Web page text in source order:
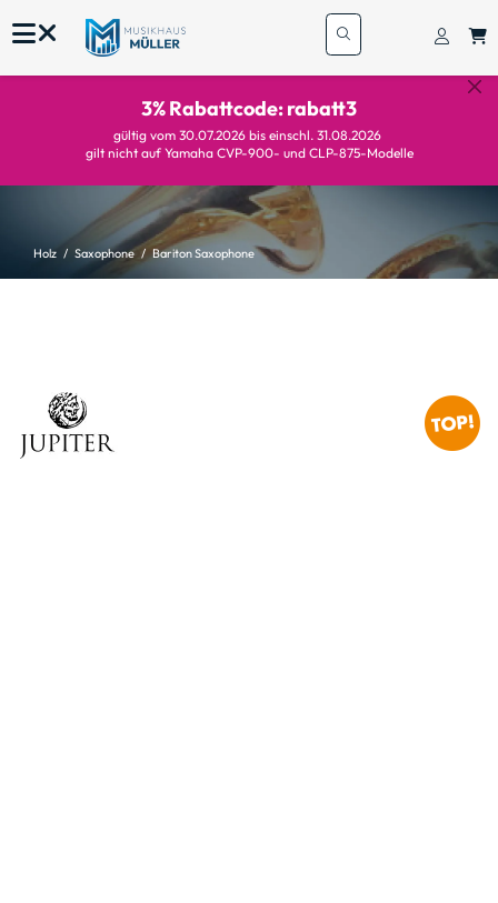
3% Rabattcode: rabatt3
gültig vom 30.07.2026 bis einschl. 31.08.2026
gilt nicht auf Yamaha CVP-900- und CLP-875-Modelle
Holz Saxophone Bariton Saxophone